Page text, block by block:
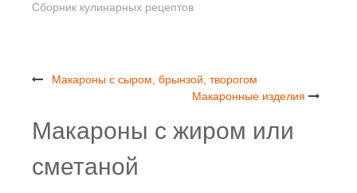
Сборник кулинарных рецептов
Макароны с сыром, брынзой, творогом
Макаронные изделия
Макароны с жиром или
сметаной